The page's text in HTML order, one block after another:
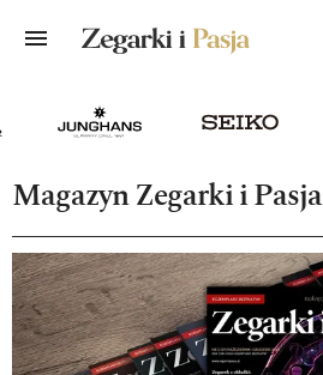
Magazyn Zegarki i Pasja